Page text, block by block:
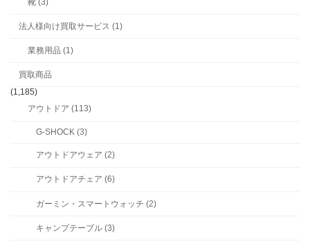
法人様向け買取サービス (1)
業務用品 (1)
買取商品
(1,185)
アウトドア (113)
G-SHOCK (3)
アウトドアウェア (2)
アウトドアチェア (6)
ガーミン・スマートウォッチ (2)
キャンプテーブル (3)